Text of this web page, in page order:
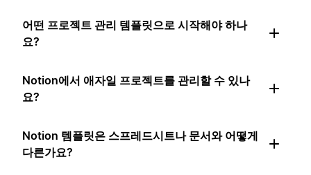
어떤 프로젝트 관리 템플릿으로 시작해야 하나
요?
Notion에서 애자일 프로젝트를 관리할 수 있나
요?
Notion 템플릿은 스프레드시트나 문서와 어떻게
다른가요?